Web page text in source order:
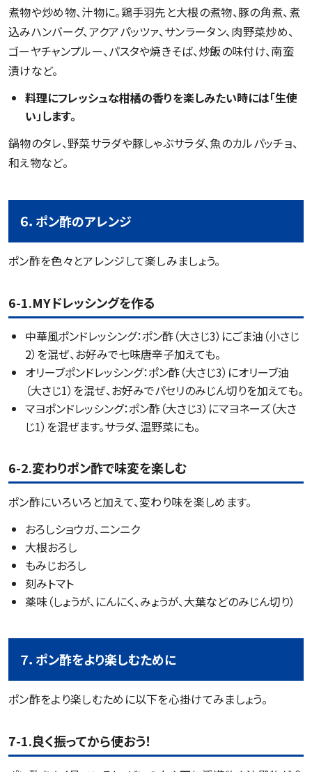
煮物や炒め物、汁物に。鶏手羽先と大根の煮物、豚の角煮、煮
込みハンバーグ、アクアパッツァ、サンラータン、肉野菜炒め、
ゴーヤチャンプルー、パスタや焼きそば、炒飯の味付け、南蛮
漬けなど。
料理にフレッシュな柑橘の香りを楽しみたい時には「生使
い」します。
鍋物のタレ、野菜サラダや豚しゃぶサラダ、魚のカルパッチョ、
和え物など。
６．ポン酢のアレンジ
ポン酢を色々とアレンジして楽しみましょう。
6-1.MYドレッシングを作る
中華風ポンドレッシング：ポン酢（大さじ3）にごま油（小さじ
2）を混ぜ、お好みで七味唐辛子加えても。
オリーブポンドレッシング：ポン酢（大さじ3）にオリーブ油
（大さじ1）を混ぜ、お好みでパセリのみじん切りを加えても。
マヨポンドレッシング：ポン酢（大さじ3）にマヨネーズ（大さ
じ1）を混ぜます。サラダ、温野菜にも。
6-2.変わりポン酢で味変を楽しむ
ポン酢にいろいろと加えて、変わり味を楽しめます。
おろしショウガ、ニンニク
大根おろし
もみじおろし
刻みトマト
薬味（しょうが、にんにく、みょうが、大葉などのみじん切り）
７．ポン酢をより楽しむために
ポン酢をより楽しむために以下を心掛けてみましょう。
7-1.良く振ってから使おう！